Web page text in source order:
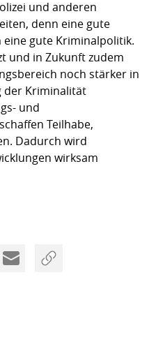
und anderen
denn eine gute
gute Kriminalpolitik.
und in Zukunft zudem
noch stärker in
der Kriminalität
und
Teilhabe,
Dadurch wird
wirksam